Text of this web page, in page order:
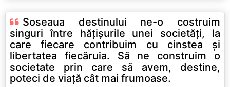
Soseaua destinului ne-o costruim
singuri între hăţişurile unei societăţi, la
care fiecare contribuim cu cinstea şi
libertatea fiecăruia. Să ne construim o
societate prin care să avem, destine,
poteci de viaţă cât mai frumoase.